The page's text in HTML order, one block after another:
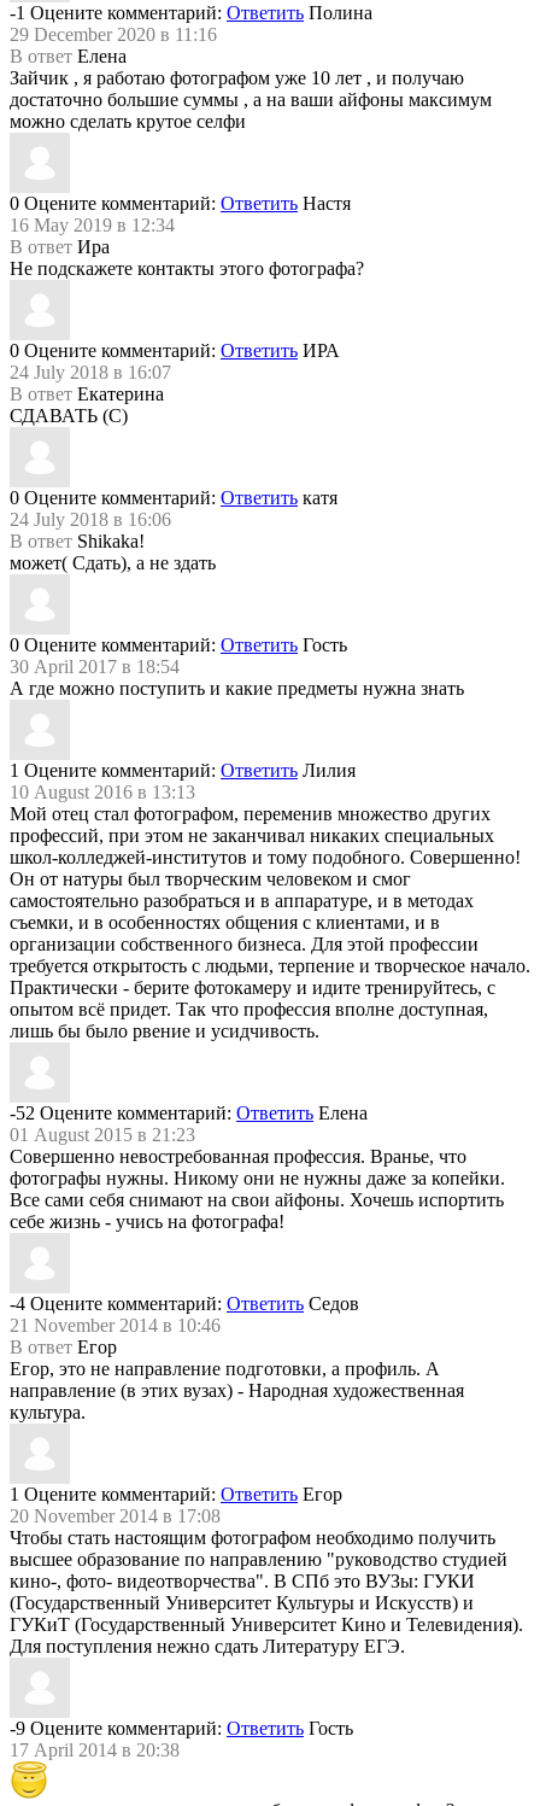
-1 Оцените комментарий: Ответить Полина
29 December 2020 в 11:16
В ответ Елена
Зайчик , я работаю фотографом уже 10 лет , и получаю
достаточно большие суммы , а на ваши айфоны максимум
можно сделать крутое селфи
0 Оцените комментарий: Ответить Настя
16 May 2019 в 12:34
В ответ Ира
Не подскажете контакты этого фотографа?
0 Оцените комментарий: Ответить ИРА
24 July 2018 в 16:07
В ответ Екатерина
СДАВАТЬ (С)
0 Оцените комментарий: Ответить катя
24 July 2018 в 16:06
В ответ Shikaka!
может( Сдать), а не здать
0 Оцените комментарий: Ответить Гость
30 April 2017 в 18:54
А где можно поступить и какие предметы нужна знать
1 Оцените комментарий: Ответить Лилия
10 August 2016 в 13:13
Мой отец стал фотографом, переменив множество других
профессий, при этом не заканчивал никаких специальных
школ-колледжей-институтов и тому подобного. Совершенно!
Он от натуры был творческим человеком и смог
самостоятельно разобраться и в аппаратуре, и в методах
съемки, и в особенностях общения с клиентами, и в
организации собственного бизнеса. Для этой профессии
требуется открытость с людьми, терпение и творческое начало.
Практически - берите фотокамеру и идите тренируйтесь, с
опытом всё придет. Так что профессия вполне доступная,
лишь бы было рвение и усидчивость.
-52 Оцените комментарий: Ответить Елена
01 August 2015 в 21:23
Совершенно невостребованная профессия. Вранье, что
фотографы нужны. Никому они не нужны даже за копейки.
Все сами себя снимают на свои айфоны. Хочешь испортить
себе жизнь - учись на фотографа!
-4 Оцените комментарий: Ответить Седов
21 November 2014 в 10:46
В ответ Егор
Егор, это не направление подготовки, а профиль. А
направление (в этих вузах) - Народная художественная
культура.
1 Оцените комментарий: Ответить Егор
20 November 2014 в 17:08
Чтобы стать настоящим фотографом необходимо получить
высшее образование по направлению "руководство студией
кино-, фото- видеотворчества". В СПб это ВУЗы: ГУКИ
(Государственный Университет Культуры и Искусств) и
ГУКиТ (Государственный Университет Кино и Телевидения).
Для поступления нежно сдать Литературу ЕГЭ.
-9 Оцените комментарий: Ответить Гость
17 April 2014 в 20:38